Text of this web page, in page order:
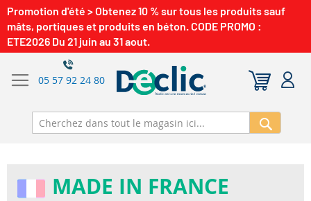
Promotion d'été > Obtenez 10 % sur tous les produits sauf
mâts, portiques et produits en béton. CODE PROMO :
ETE2026 Du 21 juin au 31 aout.
05 57 92 24 80
MADE IN FRANCE